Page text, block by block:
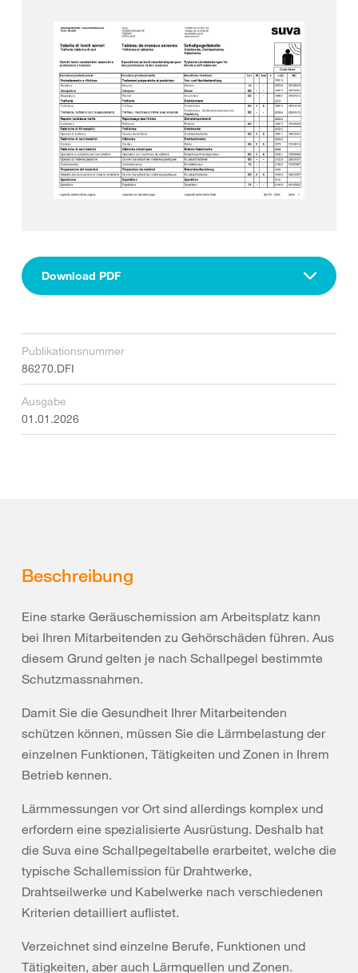
Download PDF
Publikationsnummer
86270.DFI
Ausgabe
01.01.2026
Beschreibung
Eine starke Geräuschemission am Arbeitsplatz kann
bei Ihren Mitarbeitenden zu Gehörschäden führen. Aus
diesem Grund gelten je nach Schallpegel bestimmte
Schutzmassnahmen.
Damit Sie die Gesundheit Ihrer Mitarbeitenden
schützen können, müssen Sie die Lärmbelastung der
einzelnen Funktionen, Tätigkeiten und Zonen in Ihrem
Betrieb kennen.
Lärmmessungen vor Ort sind allerdings komplex und
erfordern eine spezialisierte Ausrüstung. Deshalb hat
die Suva eine Schallpegeltabelle erarbeitet, welche die
typische Schallemission für Drahtwerke,
Drahtseilwerke und Kabelwerke nach verschiedenen
Kriterien detailliert auflistet.
Verzeichnet sind einzelne Berufe, Funktionen und
Tätigkeiten, aber auch Lärmquellen und Zonen.